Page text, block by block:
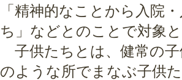
「精神的なことから入院
ち」などとのことで対象
子供たちとは、健常の子
のような所でまなぶ子供